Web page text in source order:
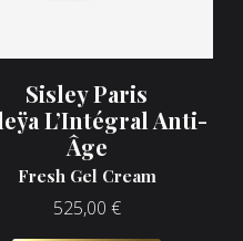
Sisley Paris
L’Intégral Anti-
Âge
Fresh Gel Cream
525,00 €